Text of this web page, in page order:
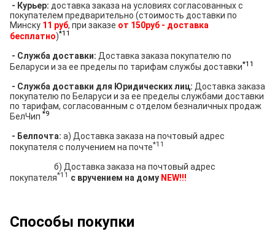
- Курьер: доставка заказа на условиях согласованных с
покупателем предварительно (стоимость доставки по
Минску 11 руб, при заказе от 150руб - доставка
бесплатно)*11
- Служба доставки: Доставка заказа покупателю по
Беларуси и за ее пределы по тарифам службы доставки*11
- Служба доставки для Юридических лиц: Доставка заказа
покупателю по Беларуси и за ее пределы службами доставки
по тарифам, согласованным с отделом безналичных продаж
БелЧип *9
- Белпочта: а) Доставка заказа на почтовый адрес
покупателя с получением на почте*11
б) Доставка заказа на почтовый адрес
покупателя*11 с вручением на дому NEW!!!
Способы покупки